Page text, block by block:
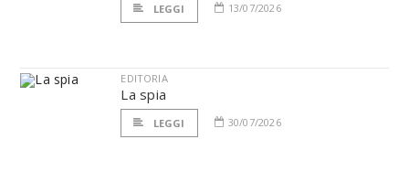
LEGGI 13/07/2026
EDITORIA
La spia
LEGGI 30/07/2026